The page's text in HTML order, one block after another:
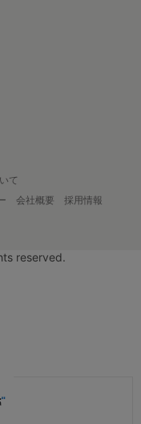
て
会社概要
採用情報
reserved.